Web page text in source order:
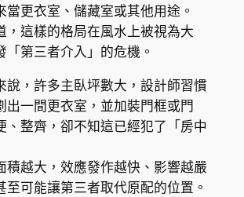
當更衣室、儲藏室或其他用途。
，這樣的格局在風水上被視為大
「第三者介入」的危機。
說，許多主臥坪數大，設計師習慣
出一間更衣室，並加裝門框或門
、整齊，卻不知這已經犯了「房中
積越大，效應發作越快、影響越嚴
至可能讓第三者取代原配的位置。